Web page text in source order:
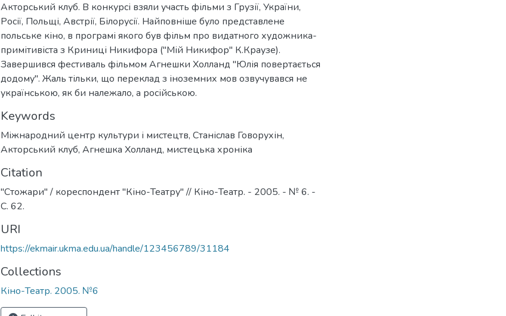
Акторський клуб. В конкурсі взяли участь фільми з Грузії, України,
Росії, Польщі, Австрії, Білорусії. Найповніше було представлене
польське кіно, в програмі якого був фільм про видатного художника-
примітивіста з Криниці Никифора ("Мій Никифор" К.Краузе).
Завершився фестиваль фільмом Агнешки Холланд "Юлія повертається
додому". Жаль тільки, що переклад з іноземних мов озвучувався не
українською, як би належало, а російською.
Keywords
Міжнародний центр культури і мистецтв, Станіслав Говорухін,
Акторський клуб, Агнешка Холланд, мистецька хроніка
Citation
"Стожари" / кореспондент "Кіно-Театру" // Кіно-Театр. - 2005. - № 6. -
С. 62.
URI
https://ekmair.ukma.edu.ua/handle/123456789/31184
Collections
Кіно-Театр. 2005. №6